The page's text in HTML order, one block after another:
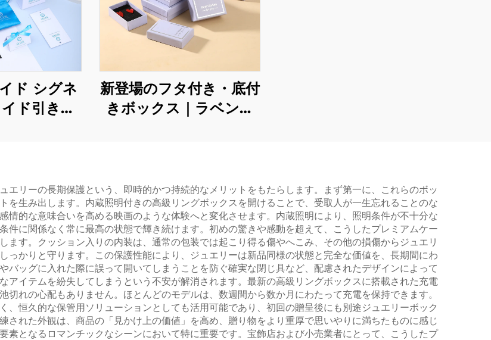
ド シグネ
ド引き出
｜シグネ
ルリーボ
ス
新登場のフタ付き・底付
きボックス｜ラベンダ
クス｜指輪およびネッ
クレス収納用
リーの長期保護という、即時的かつ持続的なメリットをもたらします。まず第一に、これらのボッ
を生み出します。内蔵照明付きの高級リングボックスを開けることで、受取人が一生忘れることのな
情的な意味合いを高める映画のような体験へと変化させます。内蔵照明により、照明条件が不十分な
件に関係なく常に最高の状態で輝き続けます。初めの驚きや感動を超えて、こうしたプレミアムケー
ます。クッション入りの内装は、通常の包装では起こり得る傷やへこみ、その他の損傷からジュエリ
っかりと守ります。この保護性能により、ジュエリーは新品同様の状態と完全な価値を、長期間にわ
バッグに入れた際に誤って開いてしまうことを防ぐ確実な閉じ具など、配慮されたデザインによって
アイテムを紛失してしまうという不安が解消されます。最新の高級リングボックスに搭載された充電
れの心配もありません。ほとんどのモデルは、数週間から数か月にわたって充電を保持できます。
、恒久的な保管用ソリューションとしても活用可能であり、初回の贈呈後にも別途ジュエリーボック
された外観は、商品の「見かけ上の価値」を高め、贈り物をより重厚で思いやりに満ちたものに感じ
素となるロマンチックなシーンにおいて特に重要です。宝飾店および小売業者にとって、こうしたプ